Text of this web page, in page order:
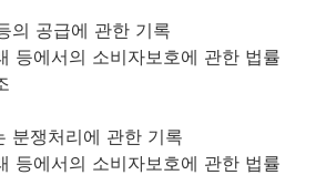
공급에 관한 기록
등에서의 소비자보호에 관한 법률
쟁처리에 관한 기록
등에서의 소비자보호에 관한 법률